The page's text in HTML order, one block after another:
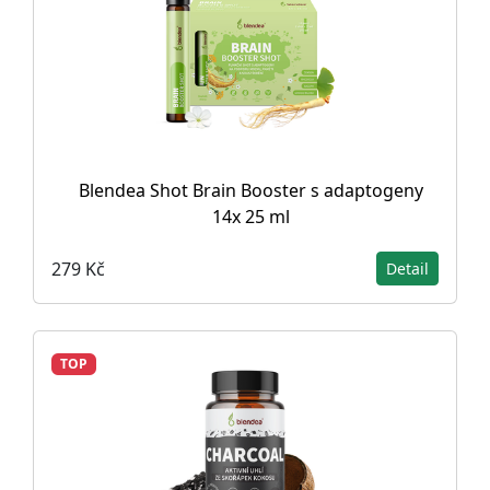
Blendea Shot Brain Booster s adaptogeny
14x 25 ml
279 Kč Detail
TOP